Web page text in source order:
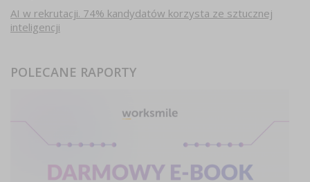
AI w rekrutacji. 74% kandydatów korzysta ze sztucznej
inteligencji
POLECANE RAPORTY